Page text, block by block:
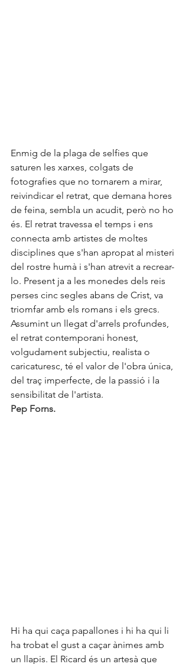
Bloc de la Confiteria Padreny Reus,
pastisseria artesanal a Reus, menjablanc de
Reus, càtering a Reus, caixa de bombons a
Reus
Enmig de la plaga de selfies que
saturen les xarxes, colgats de
fotografies que no tornarem a mirar,
reivindicar el retrat, que demana hores
de feina, sembla un acudit, però no ho
és. El retrat travessa el temps i ens
connecta amb artistes de moltes
disciplines que s'han apropat al misteri
del rostre humà i s'han atrevit a recrear-
lo. Present ja a les monedes dels reis
perses cinc segles abans de Crist, va
triomfar amb els romans i els grecs.
Assumint un llegat d'arrels profundes,
el retrat contemporani honest,
volgudament subjectiu, realista o
caricaturesc, té el valor de l'obra única,
del traç imperfecte, de la passió i la
sensibilitat de l'artista.
Pep Forns.
Hi ha qui caça papallones i hi ha qui li
ha trobat el gust a caçar ànimes amb
un llapis. El Ricard és un artesà que